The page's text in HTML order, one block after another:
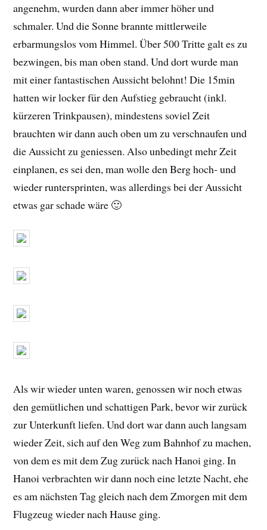
angenehm, wurden dann aber immer höher und
schmaler. Und die Sonne brannte mittlerweile
erbarmungslos vom Himmel. Über 500 Tritte galt es zu
bezwingen, bis man oben stand. Und dort wurde man
mit einer fantastischen Aussicht belohnt! Die 15min
hatten wir locker für den Aufstieg gebraucht (inkl.
kürzeren Trinkpausen), mindestens soviel Zeit
brauchten wir dann auch oben um zu verschnaufen und
die Aussicht zu geniessen. Also unbedingt mehr Zeit
einplanen, es sei den, man wolle den Berg hoch- und
wieder runtersprinten, was allerdings bei der Aussicht
etwas gar schade wäre 🙂
Als wir wieder unten waren, genossen wir noch etwas
den gemütlichen und schattigen Park, bevor wir zurück
zur Unterkunft liefen. Und dort war dann auch langsam
wieder Zeit, sich auf den Weg zum Bahnhof zu machen,
von dem es mit dem Zug zurück nach Hanoi ging. In
Hanoi verbrachten wir dann noch eine letzte Nacht, ehe
es am nächsten Tag gleich nach dem Zmorgen mit dem
Flugzeug wieder nach Hause ging.